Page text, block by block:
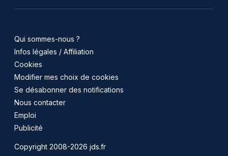
Qui sommes-nous ?
Infos légales / Affiliation
Cookies
Modifier mes choix de cookies
Se désabonner des notifications
Nous contacter
Emploi
Publicité
Copyright 2008-2026 jds.fr